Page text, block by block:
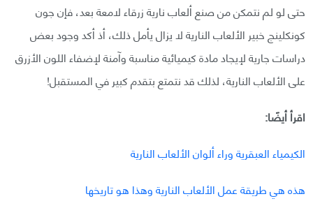
حتى لو لم نتمكن من صنع ألعاب نارية زرقاء لامعة بعد، فإن جون
كونكلينج خبير الألعاب النارية لا يزال يأمل ذلك، أذ أكد وجود بعض
دراسات جارية لإيجاد مادة كيميائية مناسبة وآمنة لإضفاء اللون الأزرق
على الألعاب النارية، لذلك قد نتمتع بتقدم كبير في المستقبل!
اقرأ أيضًا:
الكيمياء العبقرية وراء ألوان الألعاب النارية
هذه هي طريقة عمل الألعاب النارية وهذا هو تاريخها